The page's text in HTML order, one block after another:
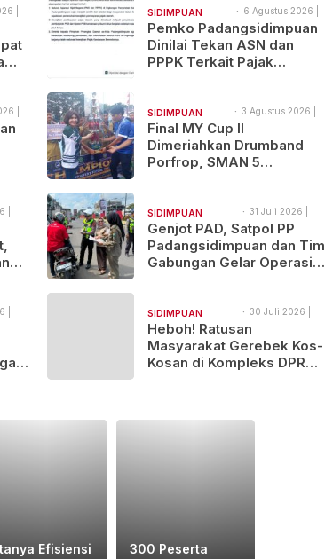
|
SIDIMPUAN
NAJEGES
6 Agustus 2026 |
14:21
Pemko Padangsidimpuan
Dinilai Tekan ASN dan
PPPK Terkait Pajak
|
SIDIMPUAN
NAJEGES
3 Agustus 2026 |
10:46
Final MY Cup II
Dimeriahkan Drumband
Porfrop, SMAN 5
|
SIDIMPUAN
NAJEGES
31 Juli 2026 |
15:43
Genjot PAD, Satpol PP
Padangsidimpuan dan Tim
Gabungan Gelar Operasi
|
SIDIMPUAN
NAJEGES
30 Juli 2026 |
11:35
Heboh! Ratusan
Masyarakat Gerebek Kos-
Kosan di Kompleks DPR
Efisiensi 300 Peserta